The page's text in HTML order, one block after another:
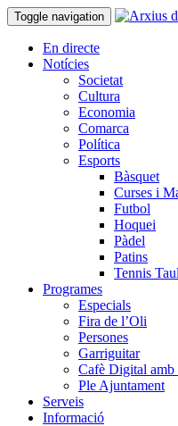
Toggle navigation
En directe
Notícies
Societat
Cultura
Economia
Comarca
Política
Esports
Bàsquet
Curses i
Futbol
Hoquei
Pàdel
Patins
Tennis
Programes
Especials
Fira de l’Oli
Persones
Garriguitar
Cafè Digital amb
Ple Ajuntament
Serveis
Informació